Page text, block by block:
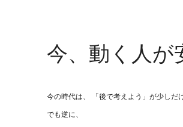
今、動く人が
今の時代は、 「後で考えよう」が少しだ
でも逆に、